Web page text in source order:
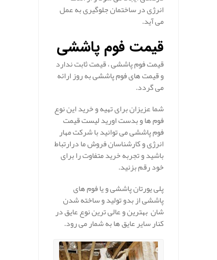
انرژی در ساختمان جلوگیری به عمل
می آید.
قیمت فوم پاششی
قیمت فوم پاششی ، قیمت ثابت ندارد
و قیمت های فوم پاششی به روز ارائه
می گردد.
شما عزیزان برای تهیه و خرید این نوع
فوم ها و بدست اورید لیست قیمت
فوم پاششی می توانید با شرکت مهار
انرژی و کارشناسان فروش ما درارتباط
باشید و تجربه خرید متفاوت را برای
خود رقم بزنید.
پلی یورتان پاششی و یا فوم های
پاششی از بدو تولید و ساخته شدن
شان بهترین و عالی ترین نوع عایق در
کنار سایر عایق ها به شمار می رود.